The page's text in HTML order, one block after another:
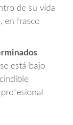
de su vida
en frasco
está bajo